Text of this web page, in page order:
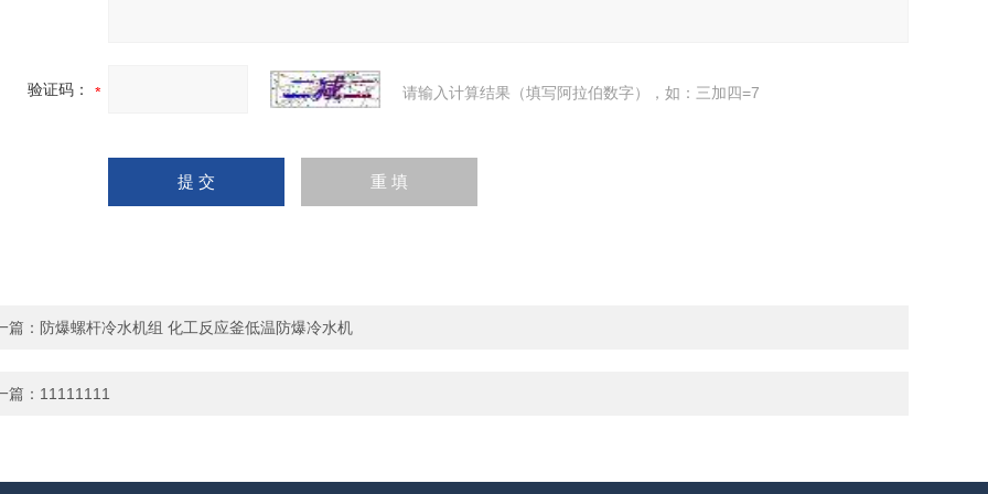
验证码： 请输入计算结果（填写阿拉伯数字），如：三加四=7
篇： 防爆螺杆冷水机组 化工反应釜低温防爆冷水机
篇： 11111111